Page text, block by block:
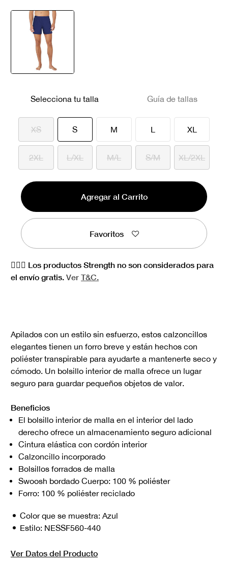
Selecciona tu talla Guía de tallas
XS Sseleccionado
M L XL
2XL L/XL M/L S/M XL/2XL
Agregar al Carrito
Favoritos
🏋🏻‍♀️ Los productos Strength no son considerados para
el envío gratis. Ver T&C.
Apilados con un estilo sin esfuerzo, estos calzoncillos
elegantes tienen un forro breve y están hechos con
poliéster transpirable para ayudarte a mantenerte seco y
cómodo. Un bolsillo interior de malla ofrece un lugar
seguro para guardar pequeños objetos de valor.
Beneficios
El bolsillo interior de malla en el interior del lado
derecho ofrece un almacenamiento seguro adicional
Cintura elástica con cordón interior
Calzoncillo incorporado
Bolsillos forrados de malla
Swoosh bordado Cuerpo: 100 % poliéster
Forro: 100 % poliéster reciclado
Color que se muestra: Azul
Estilo: NESSF560-440
Ver Datos del Producto